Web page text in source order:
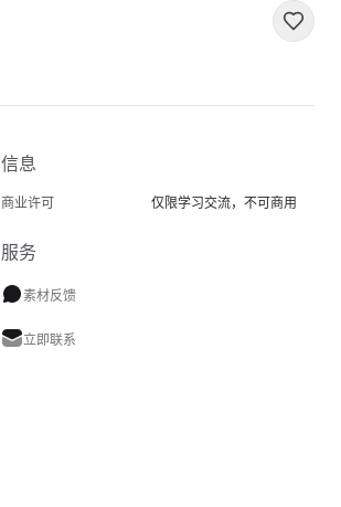
信息
商业许可 仅限学习交流，不可商用
服务
素材反馈
立即联系